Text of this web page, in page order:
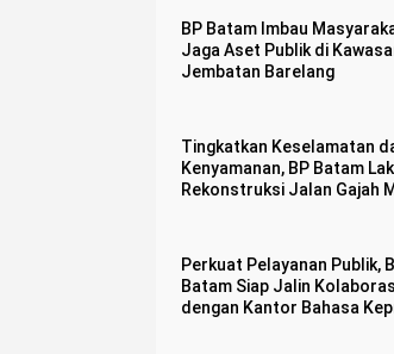
BP Batam Imbau
Jaga Aset Publik di
Jembatan Barelang
Tingkatkan Keselamatan
Kenyamanan, BP Batam
Rekonstruksi Jalan Gajah
Perkuat Pelayanan Publik,
Batam Siap Jalin
dengan Kantor Bahasa